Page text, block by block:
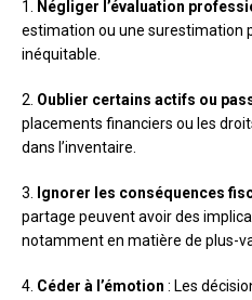
1. Négliger l’évaluation
estimation ou une surestimation
inéquitable.
2. Oublier certains actifs ou
placements financiers ou les
dans l’inventaire.
3. Ignorer les conséquences
partage peuvent avoir des
notamment en matière de plus-
4. Céder à l’émotion : Les